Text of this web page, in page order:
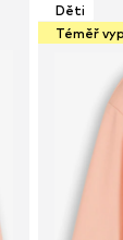
Děti
Téměř